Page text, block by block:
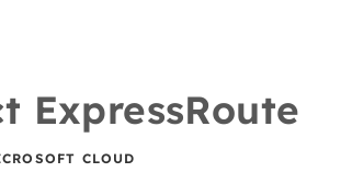
ExpressRoute
CLOUD